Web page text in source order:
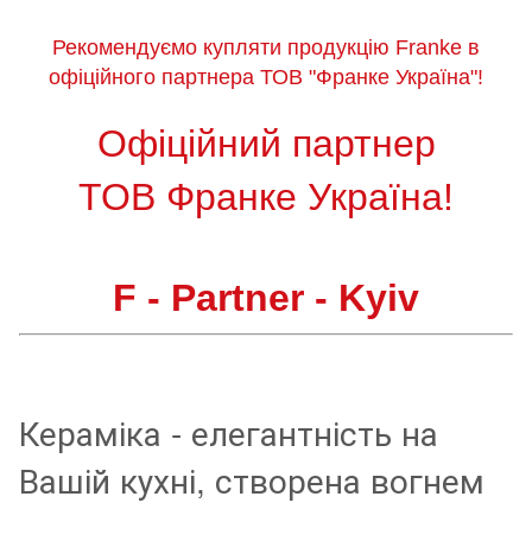
Рекомендуємо купляти продукцію Franke в
офіційного партнера ТОВ "Франке Україна"!
Офіційний партнер
ТОВ Франке Україна!
F - Partner - Kyiv
Кераміка - елегантність на
Вашій кухні, створена вогнем